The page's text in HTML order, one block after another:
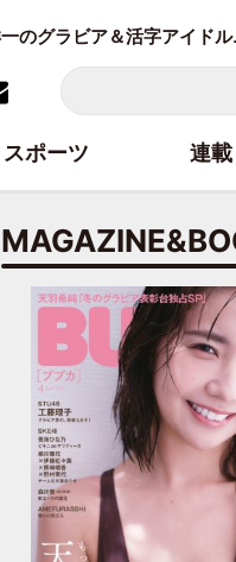
のグラビア＆活字アイドル
スポーツ 連